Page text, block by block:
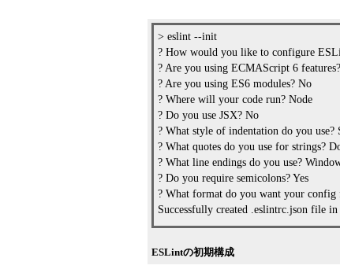
> eslint --init
? How would you like to configure
? Are you using ECMAScript 6
? Are you using ES6 modules? No
? Where will your code run? Node
? Do you use JSX? No
? What style of indentation do you use?
? What quotes do you use for strings?
? What line endings do you use?
? Do you require semicolons? Yes
? What format do you want your config
Successfully created .eslintrc.json file in
ESLintの初期構成